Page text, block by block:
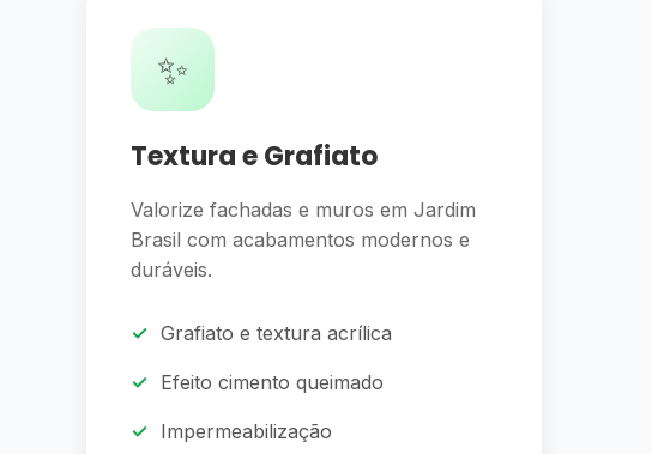
✨
Textura e Grafiato
Valorize fachadas e muros em Jardim
Brasil com acabamentos modernos e
duráveis.
Grafiato e textura acrílica
Efeito cimento queimado
Impermeabilização